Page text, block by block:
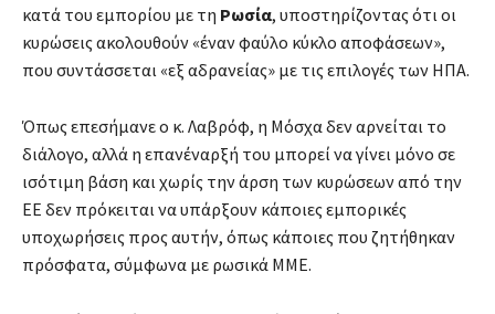
κατά του εμπορίου με τη Ρωσία, υποστηρίζοντας ότι οι
κυρώσεις ακολουθούν «έναν φαύλο κύκλο αποφάσεων»,
που συντάσσεται «εξ αδρανείας» με τις επιλογές των ΗΠΑ.
Όπως επεσήμανε ο κ. Λαβρόφ, η Μόσχα δεν αρνείται το
διάλογο, αλλά η επανέναρξή του μπορεί να γίνει μόνο σε
ισότιμη βάση και χωρίς την άρση των κυρώσεων από την
ΕΕ δεν πρόκειται να υπάρξουν κάποιες εμπορικές
υποχωρήσεις προς αυτήν, όπως κάποιες που ζητήθηκαν
πρόσφατα, σύμφωνα με ρωσικά ΜΜΕ.